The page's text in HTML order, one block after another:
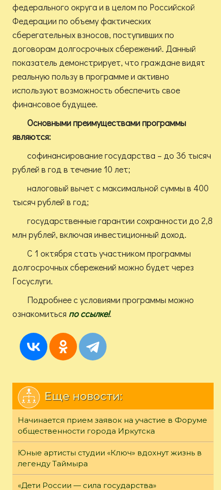
федерального округа и в целом по Российской
Федерации по объему фактических
сберегательных взносов, поступивших по
договорам долгосрочных сбережений. Данный
показатель демонстрирует, что граждане видят
реальную пользу в программе и активно
используют возможность обеспечить свое
финансовое будущее.
Основными преимуществами программы
являются:
софинансирование государства – до 36 тысяч
рублей в год в течение 10 лет;
налоговый вычет с максимальной суммы в 400
тысяч рублей в год;
государственные гарантии сохранности до 2,8
млн рублей, включая инвестиционный доход.
С 1 октября стать участником программы
долгосрочных сбережений можно будет через
Госуслуги.
Подробнее с условиями программы можно
ознакомиться по ссылке!.
Еще новости:
Начинается прием заявок на участие в Форуме
общественности города Иркутска
Юные артисты студии «Ключ» вдохнут жизнь в
легенду Таймыра
«Дети России — сила государства»